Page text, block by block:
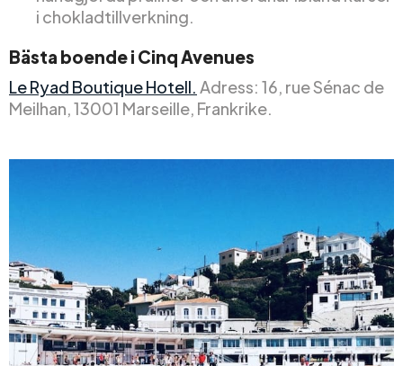
i chokladtillverkning.
Bästa boende i Cinq Avenues
Le Ryad Boutique Hotell. Adress: 16, rue Sénac de
Meilhan, 13001 Marseille, Frankrike.